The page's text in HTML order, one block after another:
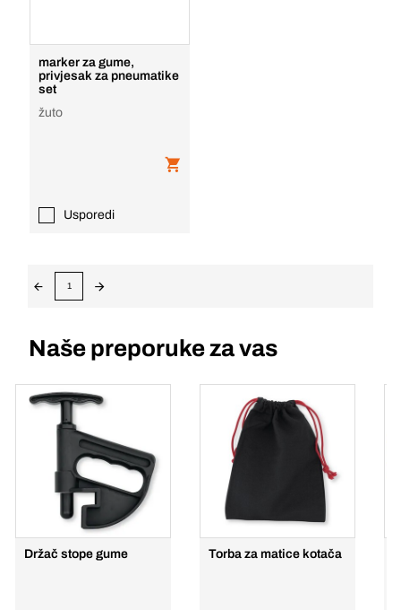
marker za gume,
privjesak za pneumatike
set
žuto
Usporedi
1
Naše preporuke za vas
Držač stope gume Torba za matice kotača